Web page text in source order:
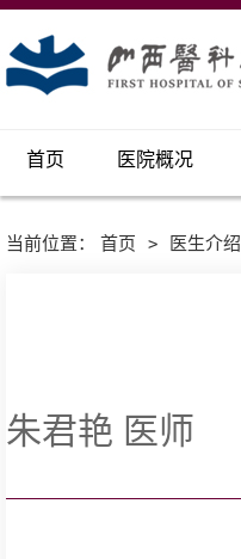
首页 医院概况
当前位置： 首页 > 医生介绍
朱君艳 医师